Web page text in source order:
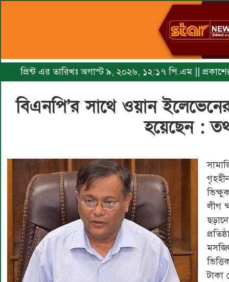
প্রিন্ট এর তারিখঃ অগাস্ট ৯, ২০২৬, ১২:১৭ পি.এম ||
বিএনপি’র সাথে ওয়ান
হয়েছেন :
লীগ
টাকা